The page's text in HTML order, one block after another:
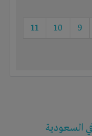
9
10
11
السعودية